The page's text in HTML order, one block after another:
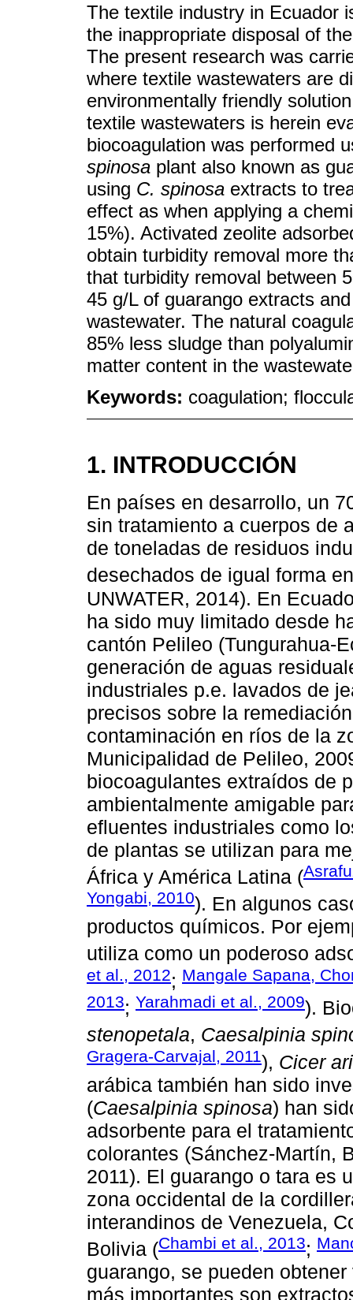
The textile industry in Ecuador
the inappropriate disposal of
The present research was
where textile wastewaters are
environmentally friendly
textile wastewaters is herein
biocoagulation was performed
spinosa plant also known as
using C. spinosa extracts to
effect as when applying a
15%). Activated zeolite
obtain turbidity removal more
that turbidity removal between
45 g/L of guarango extracts
wastewater. The natural
85% less sludge than
matter content in the
Keywords: coagulation;
1. INTRODUCCIÓN
En países en desarrollo, un
sin tratamiento a cuerpos de
de toneladas de residuos
desechados de igual forma
UNWATER, 2014). En
ha sido muy limitado desde
cantón Pelileo (Tungurahua-
generación de aguas
industriales p.e. lavados de
precisos sobre la
contaminación en ríos de la
Municipalidad de Pelileo,
biocoagulantes extraídos de
ambientalmente amigable
efluentes industriales como
de plantas se utilizan para
África y América Latina (
Yongabi, 2010). En algunos
productos químicos. Por
utiliza como un poderoso
et al., 2012; Mangale Sapana,
2013; Yarahmadi et al., 2009).
stenopetala, Caesalpinia
Gragera-Carvajal, 2011), Cicer
arábica también han sido
(Caesalpinia spinosa) han
adsorbente para el
colorantes (Sánchez-Martín,
2011). El guarango o tara es
zona occidental de la
interandinos de Venezuela,
Bolivia (Chambi et al., 2013;
guarango, se pueden
más importantes son